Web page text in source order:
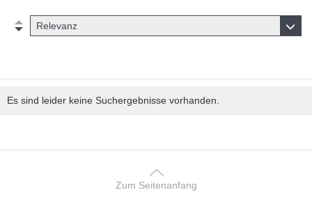
Relevanz
Es sind leider keine Suchergebnisse vorhanden.
Zum Seitenanfang